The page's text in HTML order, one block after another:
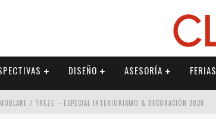
DISEÑO ASESORÍA FERIAS
/ TREZE – ESPECIAL INTERIORISMO & DECORACIÓN 2026